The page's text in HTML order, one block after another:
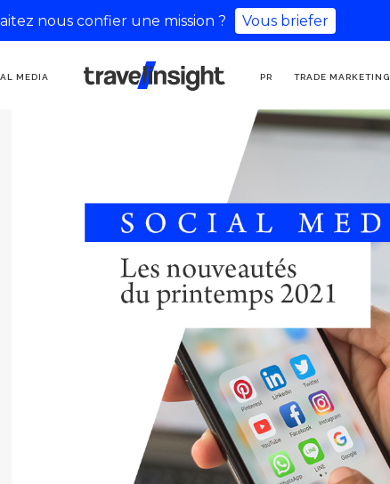
MEDIA
KOMMUNIKATIONSAGENTUR
FÜR TOURISMUS
PR TRADE MARKETING
nous confier une mission ? Vous briefer